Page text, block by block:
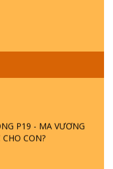
ĐẶC BIỆT PHẦN 20
LÀ AI? PHIỀN NÃO
P19 - MA VƯƠNG
CON?